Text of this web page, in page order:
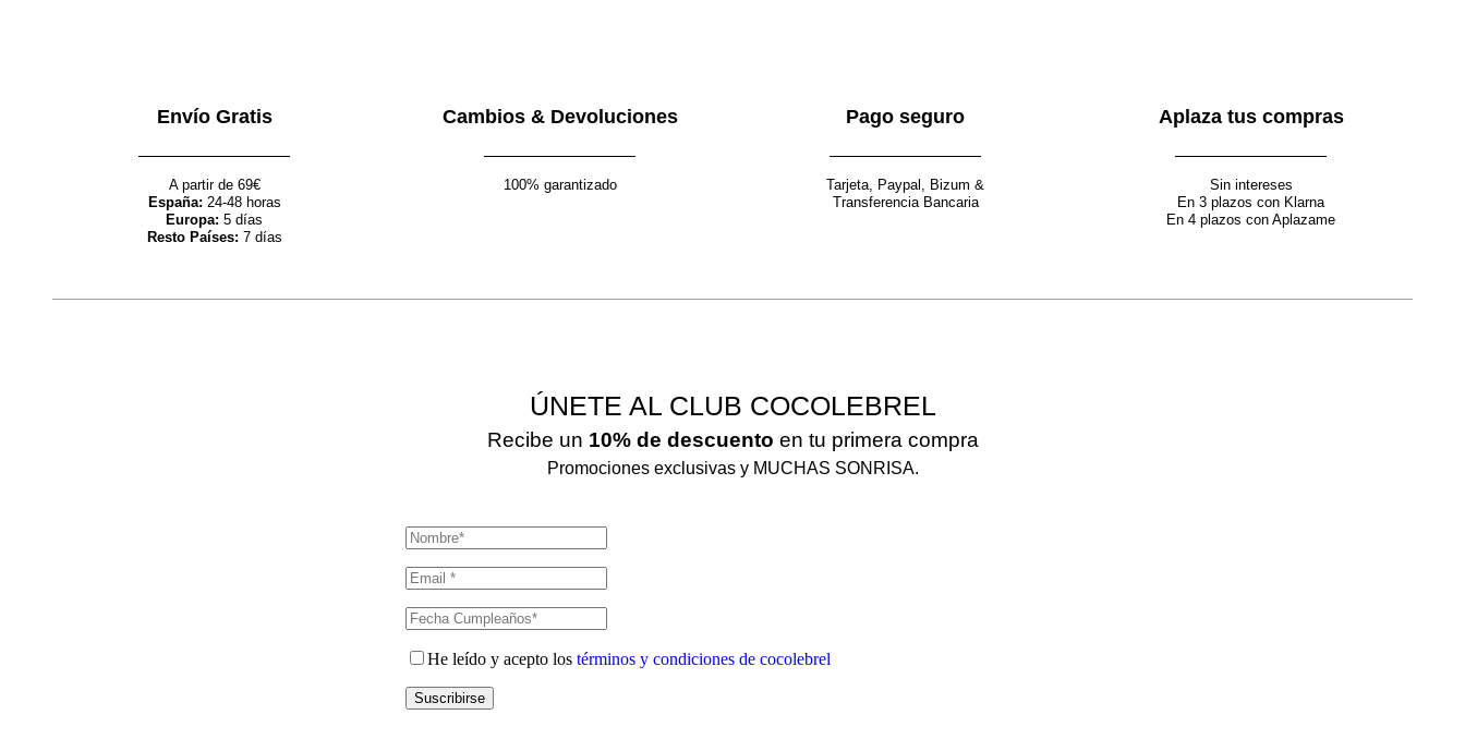
Envío Gratis
A partir de 69€
España: 24-48 horas
Europa: 5 días
Resto Países: 7 días
Cambios & Devoluciones
100% garantizado
Pago seguro
Tarjeta, Paypal, Bizum &
Transferencia Bancaria
Aplaza tus compras
Sin intereses
En 3 plazos con Klarna
En 4 plazos con Aplazame
ÚNETE AL CLUB COCOLEBREL
Recibe un 10% de descuento en tu primera compra
Promociones exclusivas y MUCHAS SONRISA.
He leído y acepto los términos y condiciones de cocolebrel
Suscribirse